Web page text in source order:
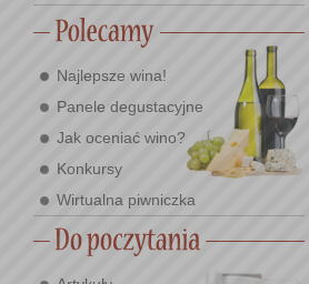
Najlepsze wina!
Panele degustacyjne
Jak oceniać wino?
Konkursy
Wirtualna piwniczka